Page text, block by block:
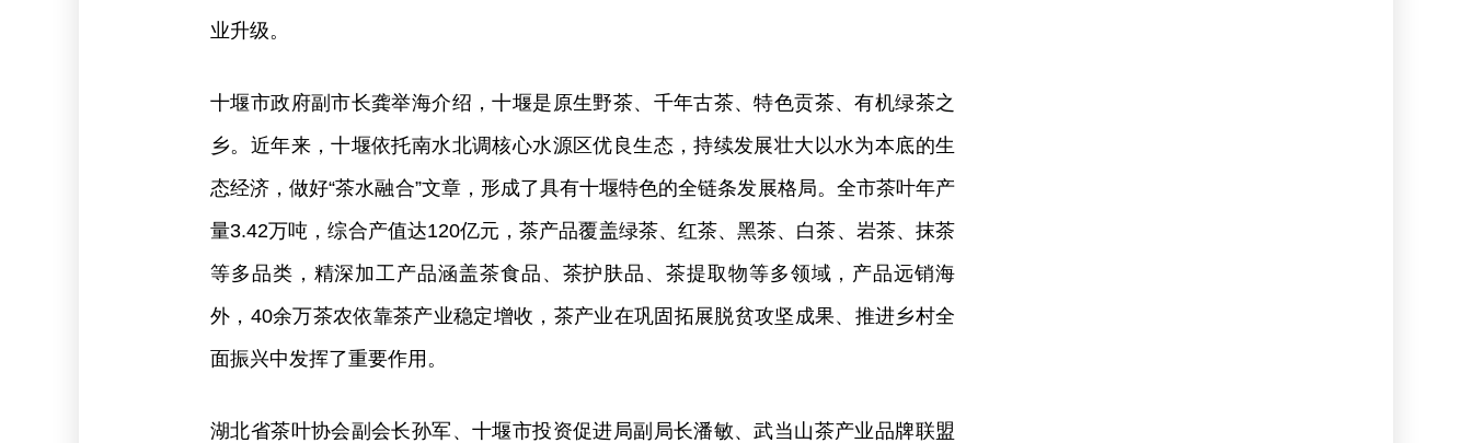
业升级。
十堰市政府副市长龚举海介绍，十堰是原生野茶、千年古茶、特色贡茶、有机绿茶之
乡。近年来，十堰依托南水北调核心水源区优良生态，持续发展壮大以水为本底的生
态经济，做好“茶水融合”文章，形成了具有十堰特色的全链条发展格局。全市茶叶年产
量3.42万吨，综合产值达120亿元，茶产品覆盖绿茶、红茶、黑茶、白茶、岩茶、抹茶
等多品类，精深加工产品涵盖茶食品、茶护肤品、茶提取物等多领域，产品远销海
外，40余万茶农依靠茶产业稳定增收，茶产业在巩固拓展脱贫攻坚成果、推进乡村全
面振兴中发挥了重要作用。
湖北省茶叶协会副会长孙军、十堰市投资促进局副局长潘敏、武当山茶产业品牌联盟